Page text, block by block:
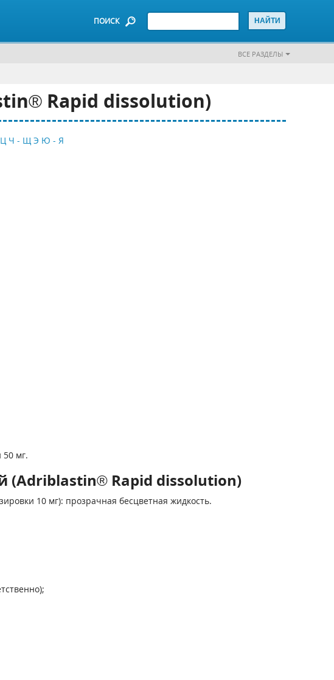
ПОИСК
ВСЕ РАЗДЕЛЫ
Rapid dissolution)
Ц Ч - Щ Э Ю - Я
50 мг.
(Adriblastin® Rapid dissolution)
10 мг): прозрачная бесцветная жидкость.